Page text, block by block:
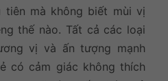
tiên mà không biết mùi vị
thế nào. Tất cả các loại
vị và ấn tượng mạnh
có cảm giác không thích